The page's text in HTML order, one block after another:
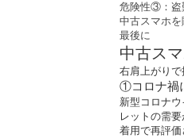
危険性③：盗
中古スマホを
最後に
中古ス
右肩上がりで
①コロナ禍
新型コロナ
レットの需
着用で再評価